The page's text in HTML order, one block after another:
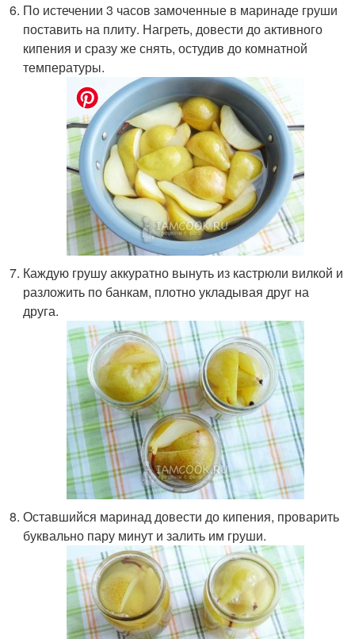
По истечении 3 часов замоченные в маринаде груши
поставить на плиту. Нагреть, довести до активного
кипения и сразу же снять, остудив до комнатной
температуры.
Каждую грушу аккуратно вынуть из кастрюли вилкой и
разложить по банкам, плотно укладывая друг на
друга.
Оставшийся маринад довести до кипения, проварить
буквально пару минут и залить им груши.